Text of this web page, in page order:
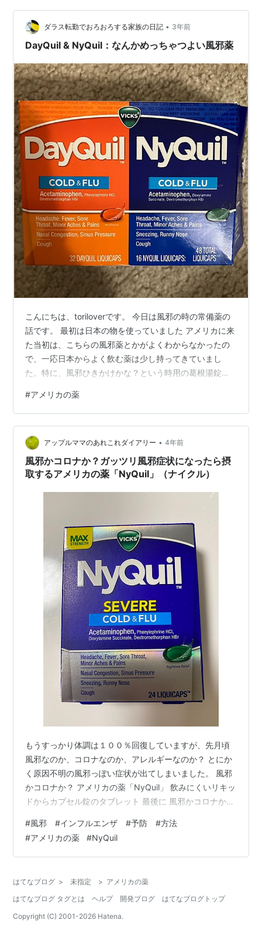
ぁぁどうすんのーもう金曜夜だから病院も週末で閉まっ
ちゃうし、週明けには路上試験なのにぃぃ😭 ..というピ
ンチを救ってくれたアメリカ市販薬💊のオススメ✨を、
ダラス転勤でおろおろする家族の日記 • 3年前
DayQuil & NyQuil：なんかめっちゃつよい風邪薬
こんにちは、toriloverです。 今日は風邪の時の常備薬の
話です。 最初は日本の物を使っていました アメリカに来
た当初は、こちらの風邪薬とかがよくわからなかったの
で、一応日本からよく飲む薬は少し持ってきていまし
た。特に、風邪ひきかけかな？という時用の葛根湯錠剤
めに治せず、風邪がひどくなってしまったとき、薬で治
るわけではないと分かりつつも、熱が高いとか喉が痛い
とかで眠れないと体も治せないので、やはり何か薬を飲
んで眠ってしまいたくなります。昼間は症状抑えつつ、
最低限の活動（自分の食事を用意するとか）はしたいの
で、薬を飲みたい…
#アメリカの薬
アップルママのあれこれダイアリー • 4年前
風邪かコロナか？ガッツリ風邪症状になったら摂
取するアメリカの薬「NyQuil」（ナイクル）
もうすっかり体調は１００％回復していますが、先月頃
風邪なのか、コロナなのか、アレルギーなのか？ とにか
く原因不明の風邪っぽい症状が出てしまいました。 風邪
かコロナか？ アメリカの薬「NyQuil」 飲みにくいリキッ
ドからカプセル錠のタブレット 最後に 風邪かコロナか？
か、喉の違和感。 急いで、いつものお茶を飲んでみまし
たが… www.apple8383.com 日中はこちらのスロートテ
ィーをマグに入れて飲んでみましたが…
ず。 こう言う時って、必ずあるとは思っているので、ア
メリ…
#風邪 #インフルエンザ #予防 #方法
#アメリカの薬 #NyQuil
はてなブログ > 未指定 > アメリカの薬
はてなブログ タグとは
ヘルプ 開発ブログ
はてなブログトップ
Copyright (C) 2001-2026 Hatena.